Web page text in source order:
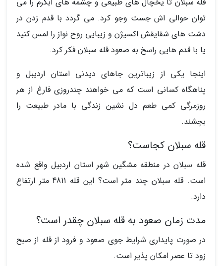
توان حوالی اش جست وجو کرد. می گردد با قدم زدن در
دشت های شقایقش اکسیژن و زیبایی روح نواز را لمس کنید
یا با قدم هایی راسخ به صعود قله سبلان فکر کرد.
اینجا یکی از زیباترین جاهای دیدنی استان اردیبل و
پناهگاه کسانی است که می خواهند چندروزی فارغ از هر
روزمرگی کمی طعم دل نشین زندگی با مادر طبیعت را
بچشند.
قله سبلان کجاست؟
قله سبلان در منطقه مشگین شهر استان اردبیل واقع شده
است. قله سبلان چند متر است؟ این قله 4811 متر ارتفاع
دارد.
مدت زمان صعود به قله سبلان چقدر است؟
در صورت پایداری شرایط جوی صعود و فرود از قله از صبح
زود تا عصر امکان پذیر است.